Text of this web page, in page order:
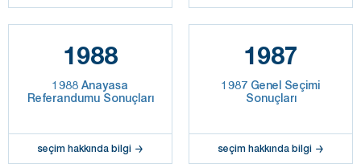
1988
1988 Anayasa
Referandumu Sonuçları
seçim hakkında bilgi
1987
1987 Genel Seçimi
Sonuçları
seçim hakkında bilgi